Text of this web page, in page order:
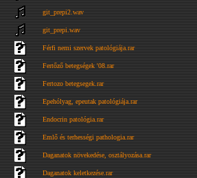
git_prepi2.wav
git_prepi.wav
Férfi nemi szervek patológiája.rar
Fertőző betegségek '08.rar
Fertozo betegsegek.rar
Epehólyag, epeutak patológiája.rar
Endocrin patológia.rar
Emlő és terhességi pathologia.rar
Daganatok növekedése, osztályozása.rar
Daganatok keletkezése.rar